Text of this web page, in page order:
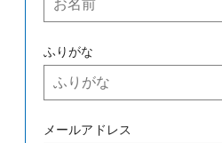
ふりがな
メールアドレス